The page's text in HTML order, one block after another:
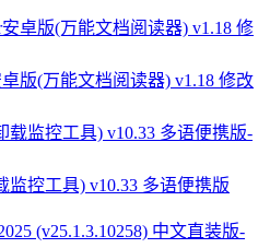
卓版(万能文档阅读器) v1.18 修改
监控工具) v10.33 多语便携版